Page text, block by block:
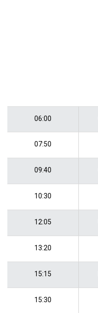
06:00
07:50
09:40
10:30
12:05
13:20
15:15
15:30